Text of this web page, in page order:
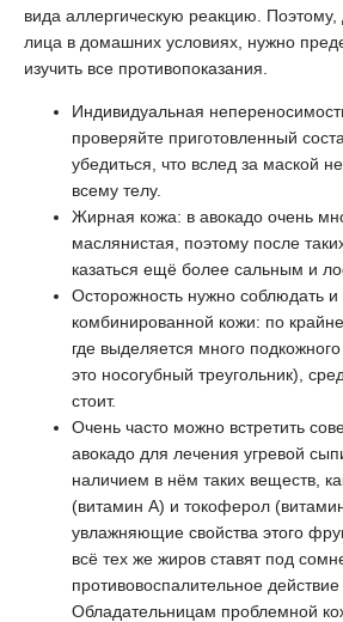
вида аллергическую реакцию.
лица в домашних условиях, нужно
изучить все противопоказания.
Индивидуальная
проверяйте приготовленный
убедиться, что вслед за маской
всему телу.
Жирная кожа: в авокадо очень
маслянистая, поэтому после
казаться ещё более сальным и
Осторожность нужно соблюдать
комбинированной кожи: по
где выделяется много
это носогубный треугольник),
стоит.
Очень часто можно встретить
авокадо для лечения угревой
наличием в нём таких веществ,
(витамин А) и токоферол
увлажняющие свойства этого
всё тех же жиров ставят под
противовоспалительное действие
Обладательницам проблемной